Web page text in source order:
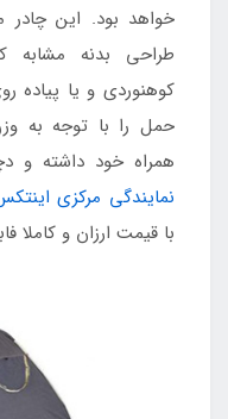
خواهد بود. این
طراحی بدنه مشابه
کوهنوردی و یا پیاده
همراه خود داشته و
نمایندگی مرکزی
با قیمت ارزان و کاملا